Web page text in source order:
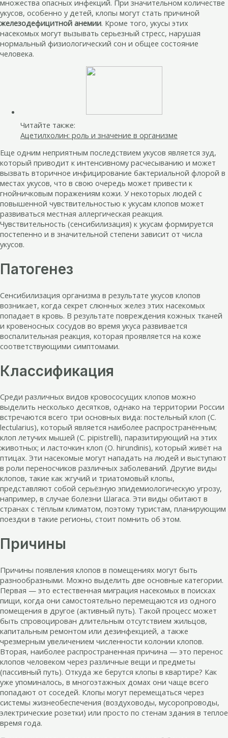
множества опасных инфекций. При значительном количестве
укусов, особенно у детей, клопы могут стать причиной
железодефицитной анемии. Кроме того, укусы этих
насекомых могут вызывать серьезный стресс, нарушая
нормальный физиологический сон и общее состояние
человека.
Читайте также:
Ацетилхолин: роль и значение в организме
Еще одним неприятным последствием укусов является зуд,
который приводит к интенсивному расчесыванию и может
вызвать вторичное инфицирование бактериальной флорой в
местах укусов, что в свою очередь может привести к
гнойничковым поражениям кожи. У некоторых людей с
повышенной чувствительностью к укусам клопов может
развиваться местная аллергическая реакция.
Чувствительность (сенсибилизация) к укусам формируется
постепенно и в значительной степени зависит от числа
укусов.
Патогенез
Сенсибилизация организма в результате укусов клопов
возникает, когда секрет слюнных желез этих насекомых
попадает в кровь. В результате повреждения кожных тканей
и кровеносных сосудов во время укуса развивается
воспалительная реакция, которая проявляется на коже
соответствующими симптомами.
Классификация
Среди различных видов кровососущих клопов можно
выделить несколько десятков, однако на территории России
встречаются всего три основных вида: постельный клоп (C.
lectularius), который является наиболее распространённым;
клоп летучих мышей (C. pipistrelli), паразитирующий на этих
животных; и ласточкин клоп (O. hirundinis), который живёт на
птицах. Эти насекомые могут нападать на людей и выступают
в роли переносчиков различных заболеваний. Другие виды
клопов, такие как жгучий и триатомовый клопы,
представляют собой серьёзную эпидемиологическую угрозу,
например, в случае болезни Шагаса. Эти виды обитают в
странах с тёплым климатом, поэтому туристам, планирующим
поездки в такие регионы, стоит помнить об этом.
Причины
Причины появления клопов в помещениях могут быть
разнообразными. Можно выделить две основные категории.
Первая — это естественная миграция насекомых в поисках
пищи, когда они самостоятельно перемещаются из одного
помещения в другое (активный путь). Такой процесс может
быть спровоцирован длительным отсутствием жильцов,
капитальным ремонтом или дезинфекцией, а также
чрезмерным увеличением численности колонии клопов.
Вторая, наиболее распространенная причина — это перенос
клопов человеком через различные вещи и предметы
(пассивный путь). Откуда же берутся клопы в квартире? Как
уже упоминалось, в многоэтажных домах они чаще всего
попадают от соседей. Клопы могут перемещаться через
системы жизнеобеспечения (воздуховоды, мусоропроводы,
электрические розетки) или просто по стенам здания в теплое
время года.